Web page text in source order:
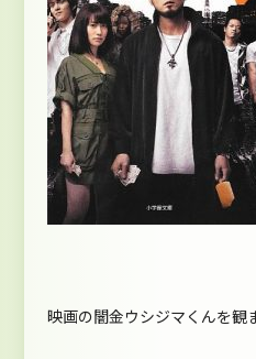
映画の闇金ウシジマくんを観